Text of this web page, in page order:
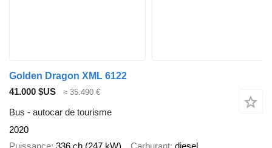
Golden Dragon XML 6122
41.000 $US
≈ 35.490 €
Bus - autocar de tourisme
2020
Puissance 336 ch (247 kW) Carburant diesel